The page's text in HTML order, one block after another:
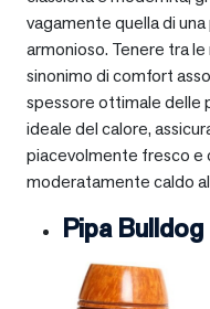
vagamente quella di
armonioso. Tenere tra
sinonimo di comfort
spessore ottimale delle
ideale del calore,
piacevolmente fresco e
moderatamente caldo
Pipa